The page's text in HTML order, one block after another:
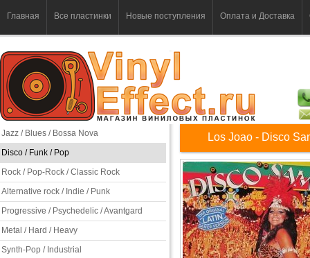
Главная Все пластинки Новые поступления Оплата и Доставка
Jazz / Blues / Bossa Nova
Disco / Funk / Pop
Rock / Pop-Rock / Classic Rock
Alternative rock / Indie / Punk
Progressive / Psychedelic / Avantgard
Metal / Hard / Heavy
Synth-Pop / Industrial
Los Joao - Disco